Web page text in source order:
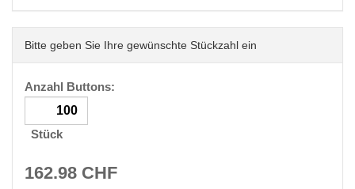
Bitte geben Sie Ihre gewünschte Stückzahl ein
Anzahl Buttons:
Stück
162.98 CHF